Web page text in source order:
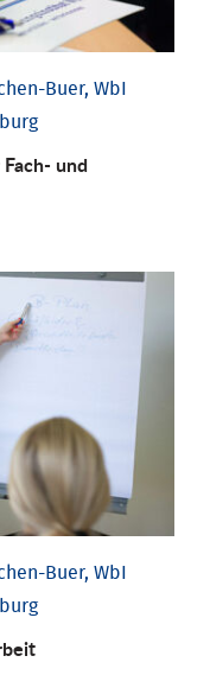
Buer, WbI
und
Buer, WbI